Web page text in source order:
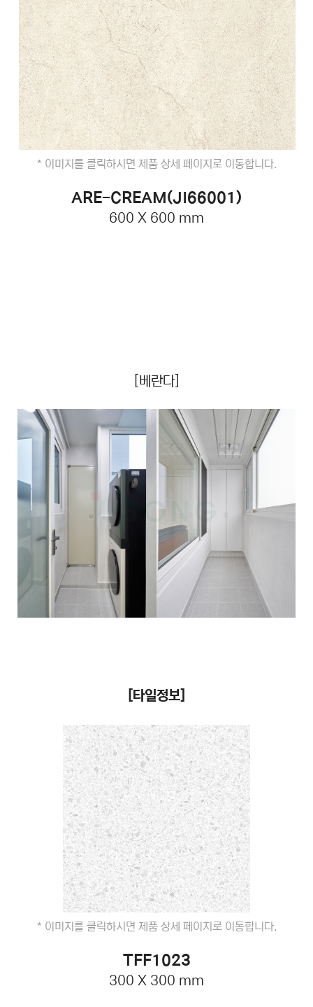
* 이미지를 클릭하시면 제품 상세 페이지로 이동합니다.
ARE-CREAM(JI66001)
600 X 600 mm
[베란다]
[타일정보]
* 이미지를 클릭하시면 제품 상세 페이지로 이동합니다.
TFF1023
300 X 300 mm